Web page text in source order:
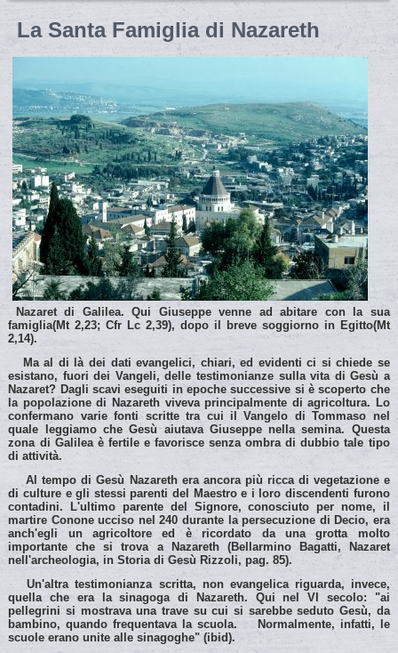
La Santa Famiglia di Nazareth
Nazaret di Galilea. Qui Giuseppe venne ad abitare con la sua
famiglia(Mt 2,23; Cfr Lc 2,39), dopo il breve soggiorno in Egitto(Mt
2,14).
Ma al di là dei dati evangelici, chiari, ed evidenti ci si chiede se
esistano, fuori dei Vangeli, delle testimonianze sulla vita di Gesù a
Nazaret? Dagli scavi eseguiti in epoche successive si è scoperto che
la popolazione di Nazareth viveva principalmente di agricoltura. Lo
confermano varie fonti scritte tra cui il Vangelo di Tommaso nel
quale leggiamo che Gesù aiutava Giuseppe nella semina. Questa
zona di Galilea è fertile e favorisce senza ombra di dubbio tale tipo
di attività.
Al tempo di Gesù Nazareth era ancora più ricca di vegetazione e
di culture e gli stessi parenti del Maestro e i loro discendenti furono
contadini. L'ultimo parente del Signore, conosciuto per nome, il
martire Conone ucciso nel 240 durante la persecuzione di Decio, era
anch'egli un agricoltore ed è ricordato da una grotta molto
importante che si trova a Nazareth (Bellarmino Bagatti, Nazaret
nell'archeologia, in Storia di Gesù Rizzoli, pag. 85).
Un'altra testimonianza scritta, non evangelica riguarda, invece,
quella che era la sinagoga di Nazareth. Qui nel VI secolo: "ai
pellegrini si mostrava una trave su cui si sarebbe seduto Gesù, da
bambino, quando frequentava la scuola.
Normalmente, infatti, le
scuole erano unite alle sinagoghe" (ibid).